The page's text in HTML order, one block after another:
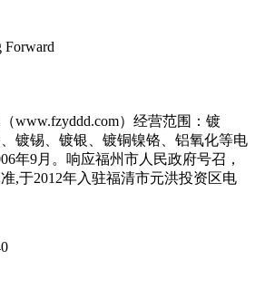
Forward
www.fzyddd.com）经营范围：镀
镀锡、镀银、镀铜镍铬、铝氧化等电
年9月。响应福州市人民政府号召，
,于2012年入驻福清市元洪投资区电